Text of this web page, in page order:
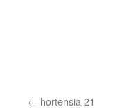
hortensia 21